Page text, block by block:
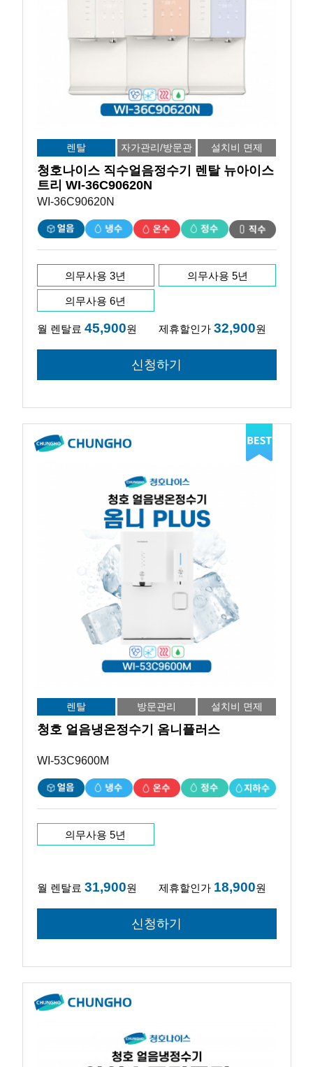
렌탈
자가관리/방문관
리
설치비 면제
청호나이스 직수얼음정수기 렌탈 뉴아이스
트리 WI-36C90620N
WI-36C90620N
의무사용 3년 의무사용 5년
의무사용 6년
월 렌탈료 45,900원 제휴할인가32,900원
렌탈 방문관리 설치비 면제
청호 얼음냉온정수기 옴니플러스
WI-53C9600M
의무사용 5년
월 렌탈료 31,900원 제휴할인가 18,900원